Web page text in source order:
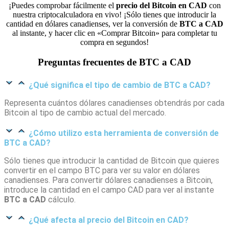
¡Puedes comprobar fácilmente el precio del Bitcoin en CAD con
nuestra criptocalculadora en vivo! ¡Sólo tienes que introducir la
cantidad en dólares canadienses, ver la conversión de BTC a CAD
al instante, y hacer clic en «Comprar Bitcoin» para completar tu
compra en segundos!
Preguntas frecuentes de BTC a CAD
¿Qué significa el tipo de cambio de BTC a CAD?
Representa cuántos dólares canadienses obtendrás por cada
Bitcoin al tipo de cambio actual del mercado.
¿Cómo utilizo esta herramienta de conversión de
BTC a CAD?
Sólo tienes que introducir la cantidad de Bitcoin que quieres
convertir en el campo BTC para ver su valor en dólares
canadienses. Para convertir dólares canadienses a Bitcoin,
introduce la cantidad en el campo CAD para ver al instante
BTC a CAD cálculo.
¿Qué afecta al precio del Bitcoin en CAD?